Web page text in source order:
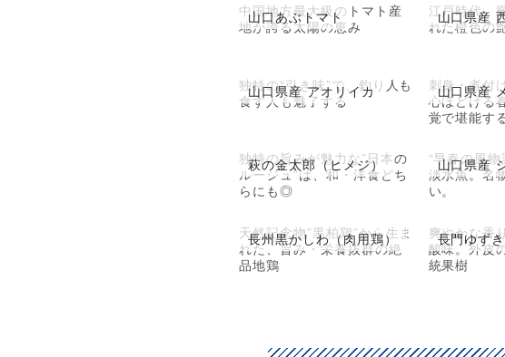
山口あぶトマト
中国地方最大級のトマト産
地が誇る太陽の恵み
山口県産
江戸時代、
れた橙色の
山口県産 アオリイカ
独特の“引き味”で、釣り人も
食す人も魅了する
山口県産
刺身・煮付
心ほどける
覚で堪能す
萩の金太郎（ヒメジ）
独特の旨みが魅力な”日本の
ルージュ”は、和・洋食どち
らにも◎
山口県産
“早春の風
淡水魚。名
い。
長州黒かしわ（肉用鶏）
天然記念物”黒柏鶏”から生ま
れた、旨み・栄養抜群の絶
品地鶏
長門ゆず
爽やかな香
酸味。外皮
統果樹